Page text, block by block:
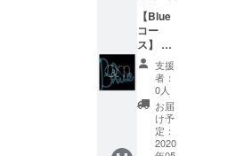
しま
す。
【Blue
コー
ス】 ・
応援あ
りがと
うメッ
セージ
カード
・エシ
カルな
支援
者：
0人
お届
け予
定：
2020